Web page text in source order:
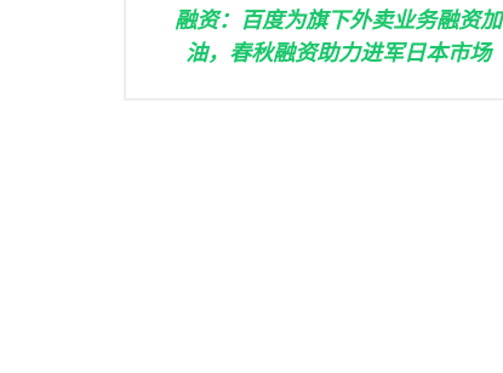
融资：百度为旗下外卖业务融资加
油，春秋融资助力进军日本市场